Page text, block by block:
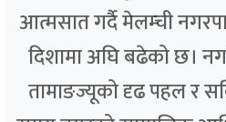
आत्मसात गर्दै मेलम्ची
दिशामा अघि बढेको छ।
तामाङज्यूको दृढ पहल र